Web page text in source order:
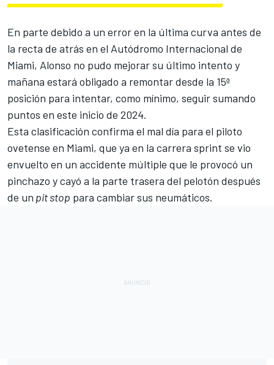
En parte debido a un error en la última curva antes de
la recta de atrás en el Autódromo Internacional de
Miami, Alonso no pudo mejorar su último intento y
mañana estará obligado a remontar desde la 15ª
posición para intentar, como mínimo, seguir sumando
puntos en este inicio de 2024.
Esta clasificación confirma el mal día para el piloto
ovetense en Miami, que ya en la carrera sprint se vio
envuelto en un accidente múltiple que le provocó un
pinchazo y cayó a la parte trasera del pelotón después
de un pit stop para cambiar sus neumáticos.